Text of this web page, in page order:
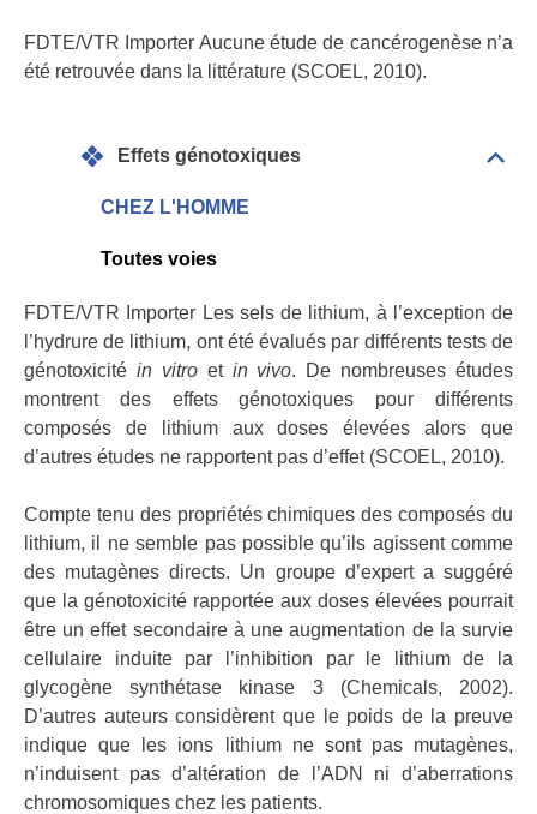
FDTE/VTR Importer Aucune étude de cancérogenèse n’a
été retrouvée dans la littérature (SCOEL, 2010).
Effets génotoxiques
CHEZ L'HOMME
Toutes voies
FDTE/VTR Importer Les sels de lithium, à l’exception de
l’hydrure de lithium, ont été évalués par différents tests de
génotoxicité in vitroet in vivo. De nombreuses études
montrent des effets génotoxiques pour différents
composés de lithium aux doses élevées alors que
d’autres études ne rapportent pas d’effet (SCOEL, 2010).
Compte tenu des propriétés chimiques des composés du
lithium, il ne semble pas possible qu’ils agissent comme
des mutagènes directs. Un groupe d’expert a suggéré
que la génotoxicité rapportée aux doses élevées pourrait
être un effet secondaire à une augmentation de la survie
cellulaire induite par l’inhibition par le lithium de la
glycogène synthétase kinase 3 (Chemicals, 2002).
D’autres auteurs considèrent que le poids de la preuve
indique que les ions lithium ne sont pas mutagènes,
n’induisent pas d’altération de l’ADN ni d’aberrations
chromosomiques chez les patients.